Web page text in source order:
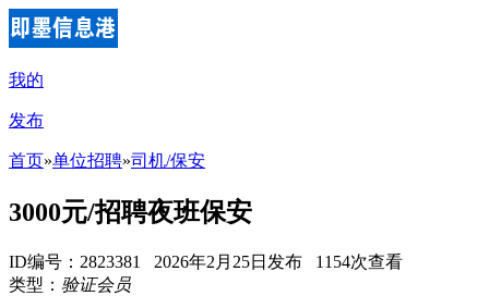
我的
发布
首页»单位招聘»司机/保安
3000元/招聘夜班保安
ID编号：2823381 2026年2月25日发布 1154次查看
类型： 验证会员